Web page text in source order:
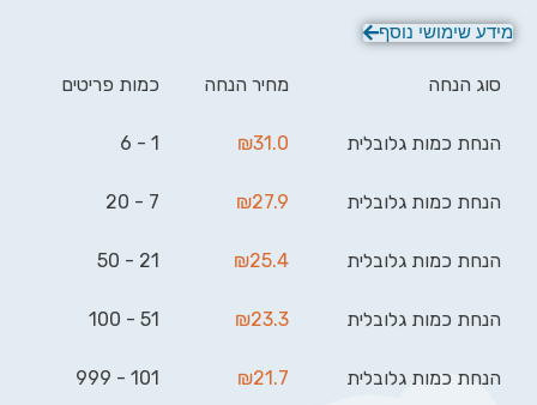
מידע שימושי נוסף
סוג הנחה מחיר הנחה כמות פריטים
הנחת כמות גלובלית ₪31.0
1 - 6
הנחת כמות גלובלית ₪27.9
7 - 20
הנחת כמות גלובלית ₪25.4
21 - 50
הנחת כמות גלובלית ₪23.3
51 - 100
הנחת כמות גלובלית ₪21.7
101 - 999